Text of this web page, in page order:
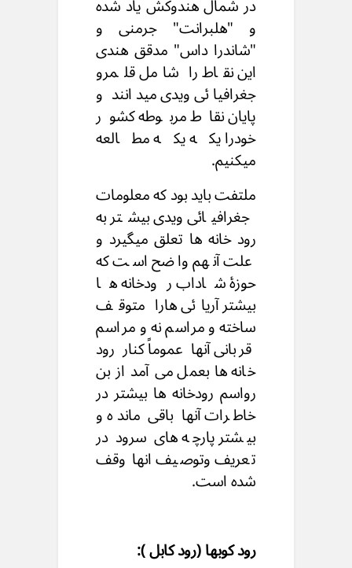
و "هلبرانت" جرمنی و
"شاندرا داس" مدقق هندی
این نقاط را شامل قلمرو
جغرافیائی ویدی میدانند و
پایان نقاط مربوطه کشور
خودرا یکه یکه مطالعه
میکنیم.
ملتفت باید بود که معلومات
جغرافیائی ویدی بیشتر به
رود خانه ها تعلق میگیرد و
علت آنهم واضح است که
حوزۀ شاداب رودخانه ها
بیشتر آریائی هارا متوقف
ساخته و مراسم نه و مراسم
قربانی آنها عموماً کنار رود
خانه ها بعمل می آمد از بن
رواسم رودخانه ها بیشتر در
خاطرات آنها باقی مانده و
بیشتر پارچه های سرود در
تعریف وتوصیف انها وقف
شده است.
رود کوبها (رود کابل ):